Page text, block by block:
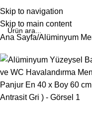
Skip to navigation
Skip to main content
Ana Sayfa Alüminyum